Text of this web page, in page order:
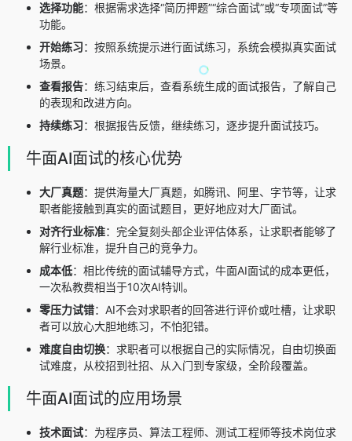
选择功能：根据需求选择“简历押题”“综合面试”或“专项面试”等
功能。
开始练习：按照系统提示进行面试练习，系统会模拟真实面试
场景。
查看报告：练习结束后，查看系统生成的面试报告，了解自己
的表现和改进方向。
持续练习：根据报告反馈，继续练习，逐步提升面试技巧。
牛面AI面试的核心优势
大厂真题：提供海量大厂真题，如腾讯、阿里、字节等，让求
职者能接触到真实的面试题目，更好地应对大厂面试。
对齐行业标准：完全复刻头部企业评估体系，让求职者能够了
解行业标准，提升自己的竞争力。
成本低：相比传统的面试辅导方式，牛面AI面试的成本更低，
一次私教费相当于10次AI特训。
零压力试错：AI不会对求职者的回答进行评价或吐槽，让求职
者可以放心大胆地练习，不怕犯错。
难度自由切换：求职者可以根据自己的实际情况，自由切换面
试难度，从校招到社招、从入门到专家级，全阶段覆盖。
牛面AI面试的应用场景
技术面试：为程序员、算法工程师、测试工程师等技术岗位求